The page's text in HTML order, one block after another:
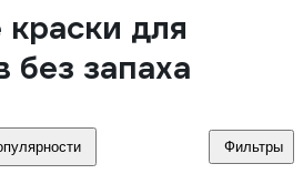
для
без запаха
Фильтры